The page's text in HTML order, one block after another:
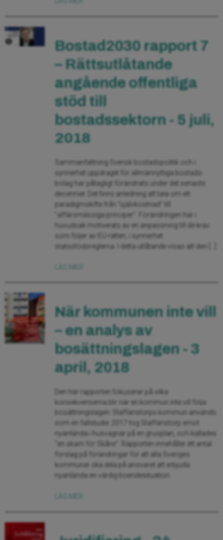
Bostad2030 rapport 7
– Rättsutlåtande
angående offentliga
stöd till
bostadssektorn - 5 juli,
2018
Sammanfattning Svensk bostadspolitik och i
synnerhet uppdraget för allmännyttiga bostads-
bolag har påtagligt förändrats under det senaste
decenniet. Det finns anledning att tala om ett
paradigmskifte från ”självkostnad” till
”affärsmässiga principer”. Förändringen har i
huvudsak motiverats av en anpassning till de krav
som följer av EU-rätten, i synnerhet
statsstödsreglerna. I detta utlåtande visas att den […]
När kommunen inte vill
– en analys av
bosättningslagen - 3
april, 2018
Den här rapporten fokuserar på vilka
konsekvenserna blir när en kommun inte vill följa
bosättningslagen. Staffanstorps kommun används
som en fallstudie. 2017 tog Staffanstorp emot
nyanlända i husvagnar på en grusplan, och kallades
“en skam för Skåne”. Rapporten innehåller ett antal
förslag på förändringar för att alla Sveriges
kommuner ska dela på ansvaret att erbjuda
nyanlända en värdig boendesituation.